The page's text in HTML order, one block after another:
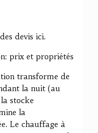
devis ici.
prix et propriétés
transforme de
la nuit (au
stocke
la
Le chauffage à